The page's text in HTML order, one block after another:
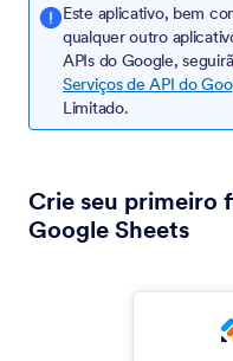
Este aplicativo, bem
qualquer outro
APIs do Google,
Serviços de API do
Limitado.
Crie seu primeiro
Google Sheets
Transforme
Contatos
Clay
Add Jotform